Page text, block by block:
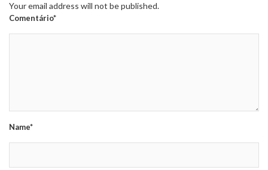
Your email address will not be published.
Comentário*
Name*